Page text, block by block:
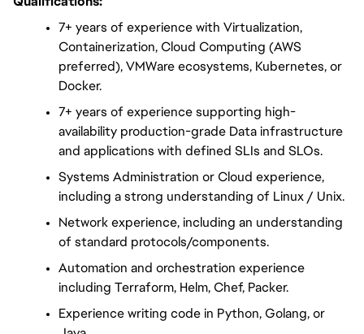
7+ years of experience with Virtualization,
Containerization, Cloud Computing (AWS
preferred), VMWare ecosystems, Kubernetes, or
Docker.
7+ years of experience supporting high-
availability production-grade Data infrastructure
and applications with defined SLIs and SLOs.
Systems Administration or Cloud experience,
including a strong understanding of Linux / Unix.
Network experience, including an understanding
of standard protocols/components.
Automation and orchestration experience
including Terraform, Helm, Chef, Packer.
Experience writing code in Python, Golang, or